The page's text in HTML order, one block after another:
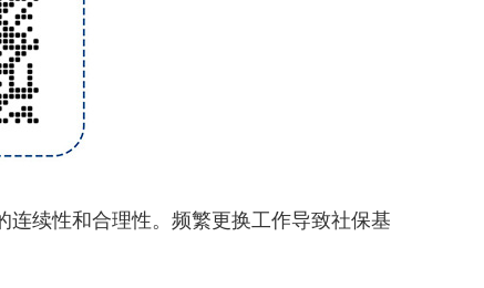
续性和合理性。频繁更换工作导致社保基